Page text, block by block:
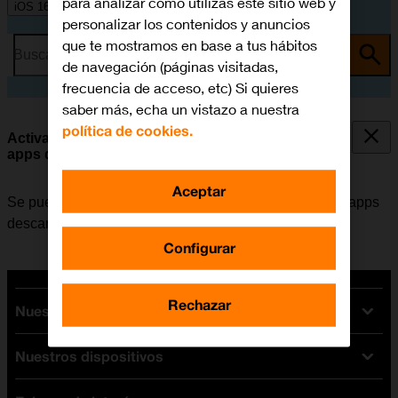
iOS 16.0
Busca por problema o tema
Activar o desactivar el permiso de rastreo en las
apps descargadas
Se puede activar o desactivar el permiso para que las apps
descargadas rastreen la actividad del usuario.
Nuestras tarifas
Tarifas Orange
Tarifas fibra y móvil
Nuestros dispositivos
personalizar los contenidos y anuncios
que te mostramos en base a tus hábitos
de navegación (páginas visitadas,
frecuencia de acceso, etc) Si quieres
saber más, echa un vistazo a nuestra
política de cookies.
Configurar
Rechazar
Aceptar